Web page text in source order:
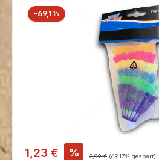
Bildergalerie überspringen
-69,1% Rabatt
Verkaufspreis:
1,23 € % Regulärer Preis:
3,99 € (69.17% gespart)